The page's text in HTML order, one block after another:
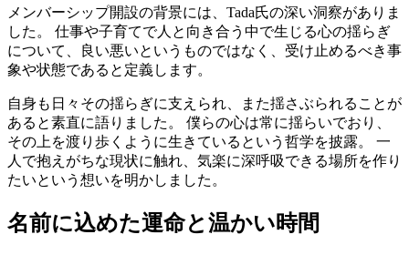
メンバーシップ開設の背景には、Tada氏の深い洞察がありま
した。 仕事や子育てで人と向き合う中で生じる心の揺らぎ
について、良い悪いというものではなく、受け止めるべき事
象や状態であると定義します。
自身も日々その揺らぎに支えられ、また揺さぶられることが
あると素直に語りました。 僕らの心は常に揺らいでおり、
その上を渡り歩くように生きているという哲学を披露。 一
人で抱えがちな現状に触れ、気楽に深呼吸できる場所を作り
たいという想いを明かしました。
名前に込めた運命と温かい時間